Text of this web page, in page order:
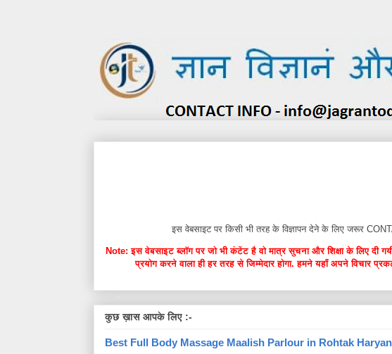
इस वेबसाइट पर किसी भी तरह के विज्ञापन देने के लिए जरूर
Note: इस वेबसाइट ब्लॉग पर जो भी कंटेंट है वो मात्र सुचना और शिक्षा के लिए दी
प्रयोग करने वाला ही हर तरह से जिम्मेदार होगा. हमने यहाँ अपने विचार
कुछ ख़ास आपके लिए :-
Best Full Body Massage Maalish Parlour in Rohtak Haryana